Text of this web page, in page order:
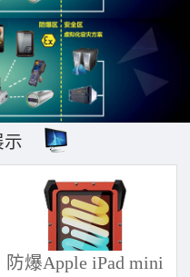
示
防爆Apple iPad mini